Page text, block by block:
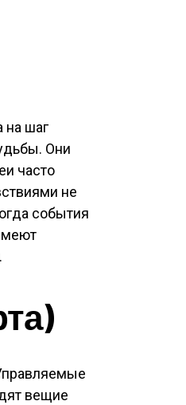
на шаг
Они
часто
не
события
вещие